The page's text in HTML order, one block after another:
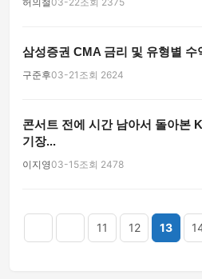
삼성증권 CMA 금리 및 유형별 수
구준후03-21 조회 2624
콘서트 전에 시간 남아서 돌아본
기장...
이지영03-15조회 2478
11 12 13